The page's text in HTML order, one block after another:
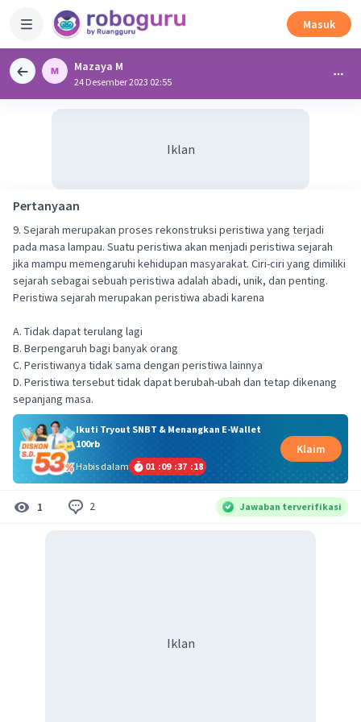
Masuk
Mazaya M
24 Desember 2023 02:55
Iklan
Pertanyaan
9. Sejarah merupakan proses rekonstruksi peristiwa yang terjadi
pada masa lampau. Suatu peristiwa akan menjadi peristiwa sejarah
jika mampu memengaruhi kehidupan masyarakat. Ciri-ciri yang dimiliki
sejarah sebagai sebuah peristiwa adalah abadi, unik, dan penting.
Peristiwa sejarah merupakan peristiwa abadi karena
A. Tidak dapat terulang lagi
B. Berpengaruh bagi banyak orang
C. Peristiwanya tidak sama dengan peristiwa lainnya
D. Peristiwa tersebut tidak dapat berubah-ubah dan tetap dikenang
sepanjang masa.
Ikuti Tryout SNBT & Menangkan E-Wallet
100rb
Habis dalam
01 :09 :37 :18
Klaim
1 2 Jawaban terverifikasi
Iklan